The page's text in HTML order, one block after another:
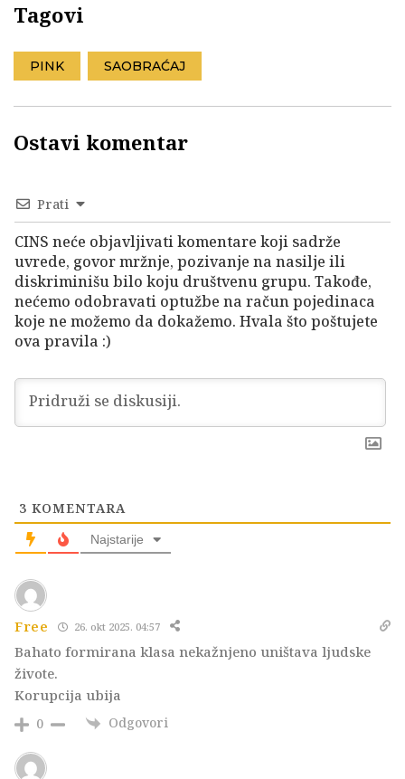
Tagovi
PINK SAOBRAĆAJ
Ostavi komentar
Prati
CINS neće objavljivati komentare koji sadrže
uvrede, govor mržnje, pozivanje na nasilje ili
diskriminišu bilo koju društvenu grupu. Takođe,
nećemo odobravati optužbe na račun pojedinaca
koje ne možemo da dokažemo. Hvala što poštujete
ova pravila :)
3 KOMENTARA
Najstarije
Free 26. okt 2025. 04:57
Bahato formirana klasa nekažnjeno uništava ljudske
živote.
Korupcija ubija
0 Odgovori